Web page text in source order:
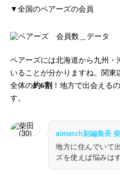
▼全国のペアーズの会員
ペアーズには北海道から九州
いることが分かりますね。関東
全体の約6割 ！地方で出会える
す。
aimatch副編集長
地方に住んでいて
ズを使えば悩みは